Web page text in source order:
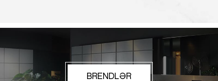
BRENDLƏR